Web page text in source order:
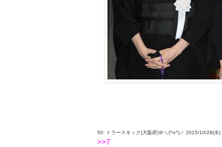
50: トラースキック(大阪府)＠＼(^o^)／ 2015/10/28(
>>7